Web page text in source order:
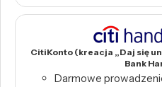
CitiKonto (kreacja „Daj się
Bank
Darmowe